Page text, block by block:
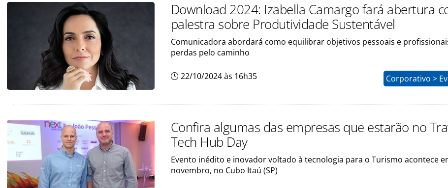
Download 2024: Izabella Camargo fará abertura
palestra sobre Produtividade Sustentável
Comunicadora abordará como equilibrar objetivos pessoais e
perdas pelo caminho
22/10/2024 às 16h35 Corporativo >
Confira algumas das empresas que estarão no
Tech Hub Day
Evento inédito e inovador voltado à tecnologia para o Turismo acontece
novembro, no Cubo Itaú (SP)